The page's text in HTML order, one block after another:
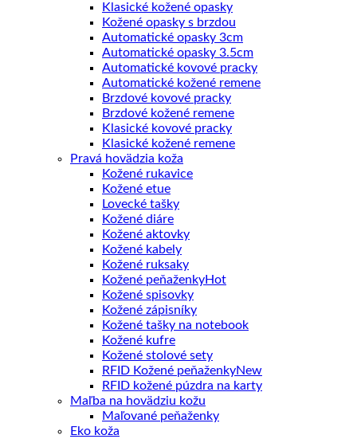
Klasické kožené opasky
Kožené opasky s brzdou
Automatické opasky 3cm
Automatické opasky 3.5cm
Automatické kovové pracky
Automatické kožené remene
Brzdové kovové pracky
Brzdové kožené remene
Klasické kovové pracky
Klasické kožené remene
Pravá hovädzia koža
Kožené rukavice
Kožené etue
Lovecké tašky
Kožené diáre
Kožené aktovky
Kožené kabely
Kožené ruksaky
Kožené peňaženky
Kožené spisovky
Kožené zápisníky
Kožené tašky na notebook
Kožené kufre
Kožené stolové sety
RFID Kožené peňaženky
RFID kožené púzdra na karty
Maľba na hovädziu kožu
Maľované peňaženky
Eko koža